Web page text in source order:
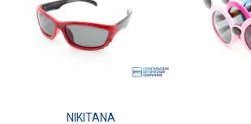
NIKITANA